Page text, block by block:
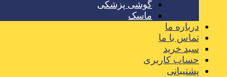
گوشی پزشکی
ماسک
درباره ما
تماس با ما
سبد خرید
حساب کاربری
پشتیبانی